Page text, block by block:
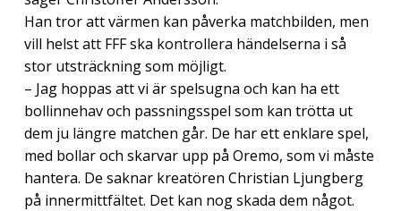
Han tror att värmen kan påverka matchbilden, men
vill helst att FFF ska kontrollera händelserna i så
stor utsträckning som möjligt.
– Jag hoppas att vi är spelsugna och kan ha ett
bollinnehav och passningsspel som kan trötta ut
dem ju längre matchen går. De har ett enklare spel,
med bollar och skarvar upp på Oremo, som vi måste
hantera. De saknar kreatören Christian Ljungberg
på innermittfältet. Det kan nog skada dem något.